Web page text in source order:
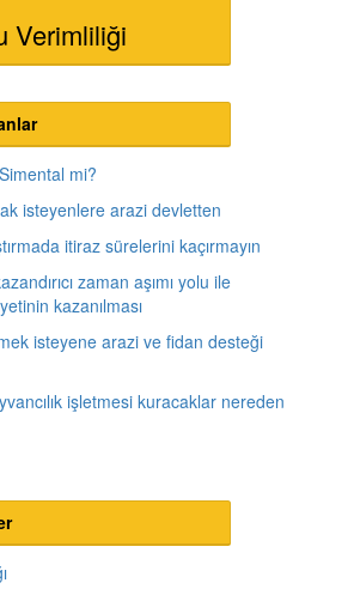
Verimliliği
mi?
isteyenlere arazi devletten
itiraz sürelerini kaçırmayın
zaman aşımı yolu ile
kazanılması
isteyene arazi ve fidan desteği
işletmesi kuracaklar nereden